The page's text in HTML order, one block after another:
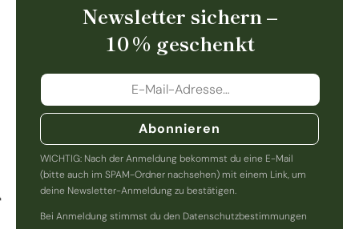
Newsletter sichern –
10 % geschenkt
Abonnieren
WICHTIG: Nach der Anmeldung bekommst du eine E-Mail
(bitte auch im SPAM-Ordner nachsehen) mit einem Link, um
deine Newsletter-Anmeldung zu bestätigen.
Bei Anmeldung stimmst du den Datenschutzbestimmungen